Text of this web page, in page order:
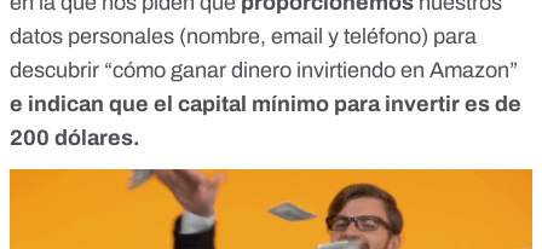
datos personales (nombre, email y teléfono) para
descubrir “cómo ganar dinero invirtiendo en Amazon”
e indican que el capital mínimo para invertir es de
200 dólares.